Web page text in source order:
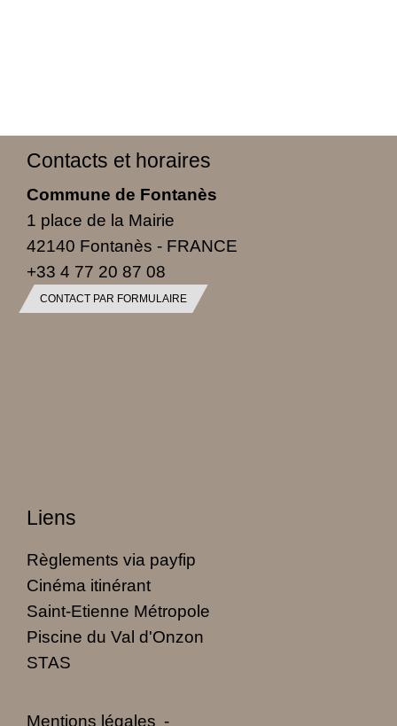
Contacts et horaires
Commune de Fontanès
1 place de la Mairie
42140 Fontanès - FRANCE
+33 4 77 20 87 08
CONTACT PAR FORMULAIRE
Liens
Règlements via payfip
Cinéma itinérant
Saint-Etienne Métropole
Piscine du Val d'Onzon
STAS
Mentions légales -